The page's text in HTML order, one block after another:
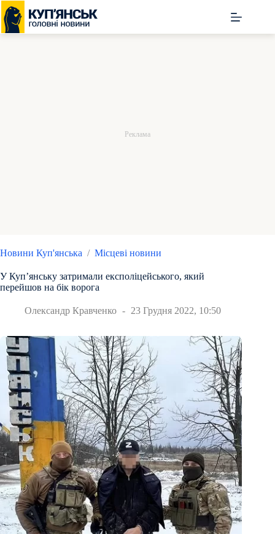
Перейти
до
вмісту
Новини Куп'янська / Місцеві новини
У Куп’янську затримали експоліцейського, який
перейшов на бік ворога
Олександр Кравченко 23 Грудня 2022, 10:50